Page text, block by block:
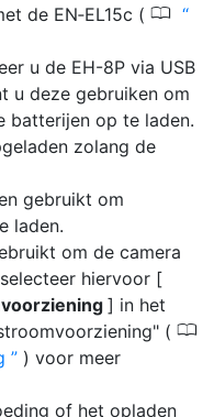
de EN‑EL15c ( 0
u de EH-8P via USB
u deze gebruiken om
batterijen op te laden.
zolang de
gebruikt om
laden.
om de camera
hiervoor [
] in het
( 0
) voor meer
of het opladen